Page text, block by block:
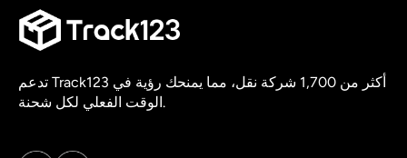
تدعم Track123 أكثر من 1,700 شركة نقل، مما يمنحك رؤية في
الوقت الفعلي لكل شحنة.